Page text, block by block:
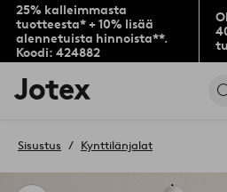
25% kalleimmasta
tuotteesta* + 10% lisää
alennetuista hinnoista**.
Koodi: 424882
Jotex-
logo
aloitussivulle
Sisustus Kynttilänjalat